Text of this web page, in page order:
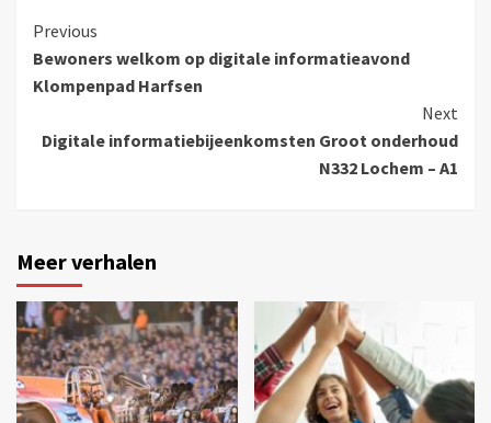
Previous
Bewoners welkom op digitale informatieavond
Klompenpad Harfsen
Next
Digitale informatiebijeenkomsten Groot onderhoud
N332 Lochem – A1
Meer verhalen